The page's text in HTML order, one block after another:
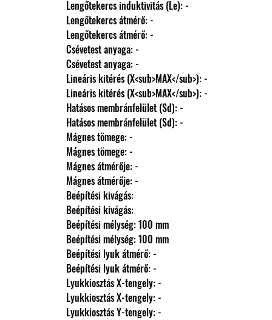
                Lengőtekercs induktivitás (Le): -
                Lengőtekercs átmérő: -
                Lengőtekercs átmérő: -
                Csévetest anyaga: -
                Csévetest anyaga: -
                Lineáris kitérés (X<sub>MAX</sub>): -
                Lineáris kitérés (X<sub>MAX</sub>): -
                Hatásos membránfelület (Sd): -
                Hatásos membránfelület (Sd): -
                Mágnes tömege: -
                Mágnes tömege: -
                Mágnes átmérője: -
                Mágnes átmérője: -
                Beépítési kivágás:
                Beépítési kivágás:
                Beépítési mélység: 100 mm
                Beépítési mélység: 100 mm
                Beépítési lyuk átmérő: -
                Beépítési lyuk átmérő: -
                Lyukkiosztás X-tengely: -
                Lyukkiosztás X-tengely: -
                Lyukkiosztás Y-tengely: -